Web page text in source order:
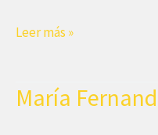
Isabel
Leer más »
María